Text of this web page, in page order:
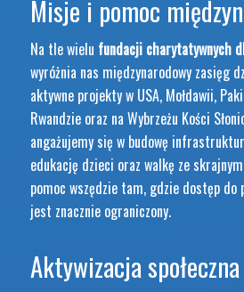
Misje i pomoc
Na tle wielu fundacji charytatywnych
wyróżnia nas międzynarodowy zasięg
aktywne projekty w USA, Mołdawii,
Rwandzie oraz na Wybrzeżu Kości
angażujemy się w budowę
edukację dzieci oraz walkę ze
pomoc wszędzie tam, gdzie dostęp do
jest znacznie ograniczony.
Aktywizacja społeczna